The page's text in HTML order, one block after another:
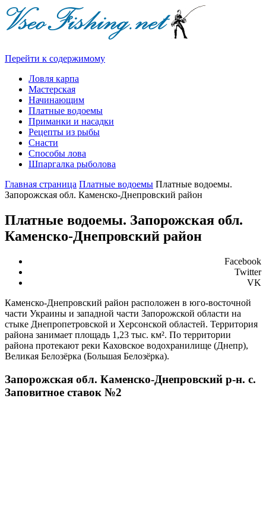
Перейти к содержимому
Ловля карпа
Мастерская
Начинающим
Платные водоемы
Приманки и насадки
Рецепты из рыбы
Снасти
Способы лова
Шпаргалка рыболова
Главная страница Платные водоемы Платные водоемы.
Запорожская обл. Каменско-Днепровский район
Платные водоемы. Запорожская обл.
Каменско-Днепровский район
Facebook
Twitter
VK
Каменско-Днепровский район расположен в юго-восточной
части Украины и западной части Запорожской области на
стыке Днепропетровской и Херсонской областей. Территория
района занимает площадь 1,23 тыс. км². По территории
района протекают реки Каховское водохранилище (Днепр),
Великая Белозёрка (Большая Белозёрка).
Запорожская обл. Каменско-Днепровский р-н. с.
Заповитное ставок №2